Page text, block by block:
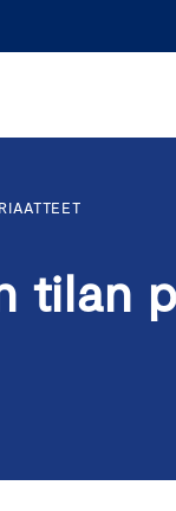
tilan